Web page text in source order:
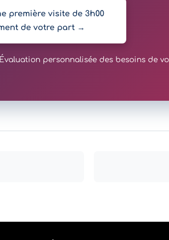
première visite de 3h00
de votre part →
personnalisée des besoins de